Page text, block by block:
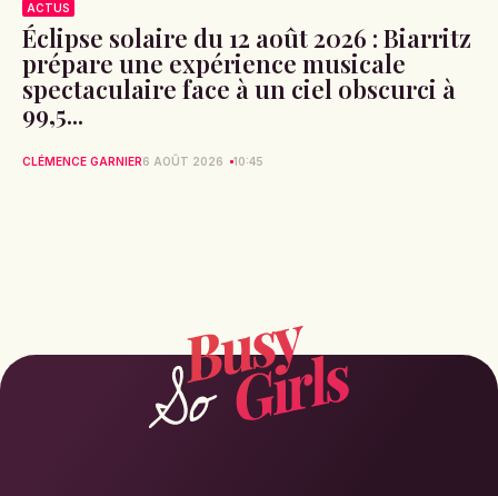
ACTUS
Éclipse solaire du 12 août 2026 : Biarritz
prépare une expérience musicale
spectaculaire face à un ciel obscurci à
99,5...
CLÉMENCE GARNIER6 AOÛT 2026 10:45